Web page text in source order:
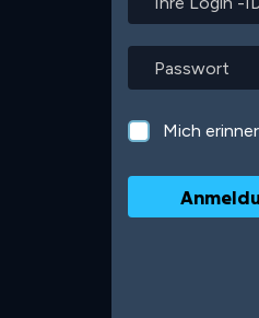
Login
ID
oder
Ihr
Spitzname
Mich